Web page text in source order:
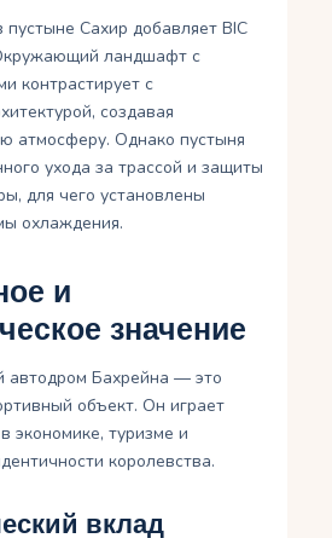
Сахир добавляет BIC
ландшафт с
контрастирует с
создавая
атмосферу. Однако пустыня
ухода за трассой и защиты
для чего установлены
охлаждения.
и
значение
Бахрейна — это
объект. Он играет
экономике, туризме и
королевства.
вклад